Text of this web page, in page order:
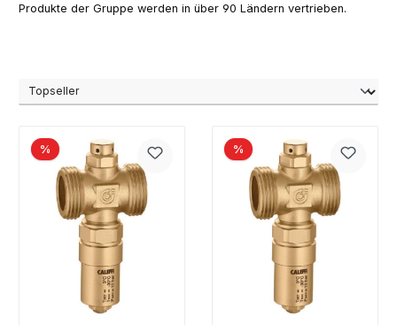
Produkte der Gruppe werden in über 90 Ländern vertrieben.
% %